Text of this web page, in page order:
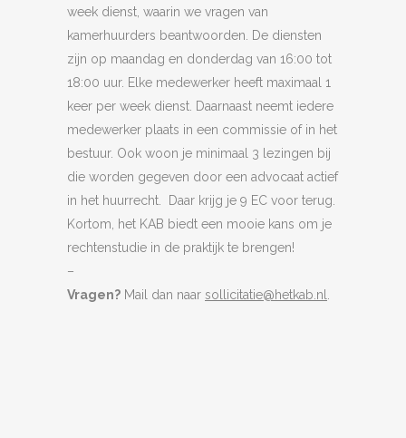
week dienst, waarin we vragen van
kamerhuurders beantwoorden. De diensten
zijn op maandag en donderdag van 16:00 tot
18:00 uur. Elke medewerker heeft maximaal 1
keer per week dienst. Daarnaast neemt iedere
medewerker plaats in een commissie of in het
bestuur. Ook woon je minimaal 3 lezingen bij
die worden gegeven door een advocaat actief
in het huurrecht. Daar krijg je 9 EC voor terug.
Kortom, het KAB biedt een mooie kans om je
rechtenstudie in de praktijk te brengen!
–
Vragen? Mail dan naar sollicitatie@hetkab.nl